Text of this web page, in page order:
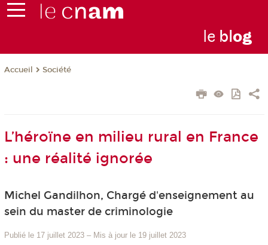
le blog
Accueil Société
L’héroïne en milieu rural en France
: une réalité ignorée
Michel Gandilhon, Chargé d'enseignement au
sein du master de criminologie
Publié le 17 juillet 2023 – Mis à jour le 19 juillet 2023